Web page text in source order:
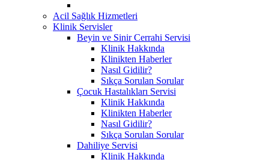
Acil Sağlık Hizmetleri
Klinik Servisler
Beyin ve Sinir Cerrahi Servisi
Klinik Hakkında
Klinikten Haberler
Nasıl Gidilir?
Sıkça Sorulan Sorular
Çocuk Hastalıkları Servisi
Klinik Hakkında
Klinikten Haberler
Nasıl Gidilir?
Sıkça Sorulan Sorular
Dahiliye Servisi
Klinik Hakkında